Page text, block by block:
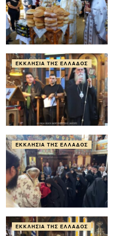
ΕΚΚΛΗΣΊΑ ΤΗΣ ΕΛΛΆΔΟΣ
ΕΚΚΛΗΣΊΑ ΤΗΣ ΕΛΛΆΔΟΣ
ΕΚΚΛΗΣΊΑ ΤΗΣ ΕΛΛΆΔΟΣ